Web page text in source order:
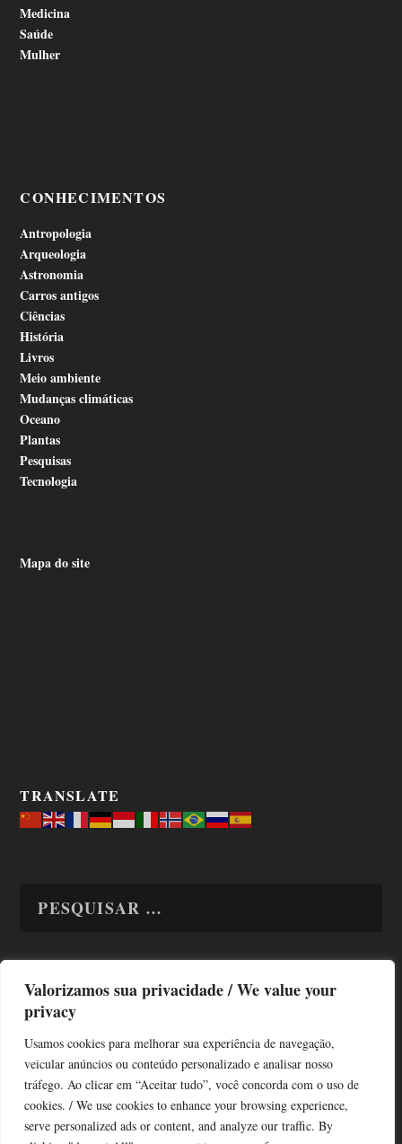
Valorizamos sua privacidade / We value your
privacy
Usamos cookies para melhorar sua experiência de navegação,
veicular anúncios ou conteúdo personalizado e analisar nosso
tráfego. Ao clicar em “Aceitar tudo”, você concorda com o uso de
cookies. / We use cookies to enhance your browsing experience,
serve personalized ads or content, and analyze our traffic. By
Medicina
Saúde
Mulher
CONHECIMENTOS
Antropologia
Arqueologia
Astronomia
Carros antigos
Ciências
História
Livros
Meio ambiente
Mudanças climáticas
Oceano
Plantas
Pesquisas
Tecnologia
Mapa do site
TRANSLATE
TODAS OS ASSUNTOS
Copyright © Alô Tatuapé 2013 / 2026